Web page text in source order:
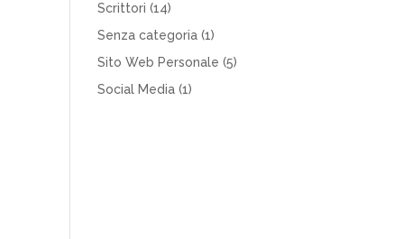
Scrittori (14)
Senza categoria (1)
Sito Web Personale (5)
Social Media (1)